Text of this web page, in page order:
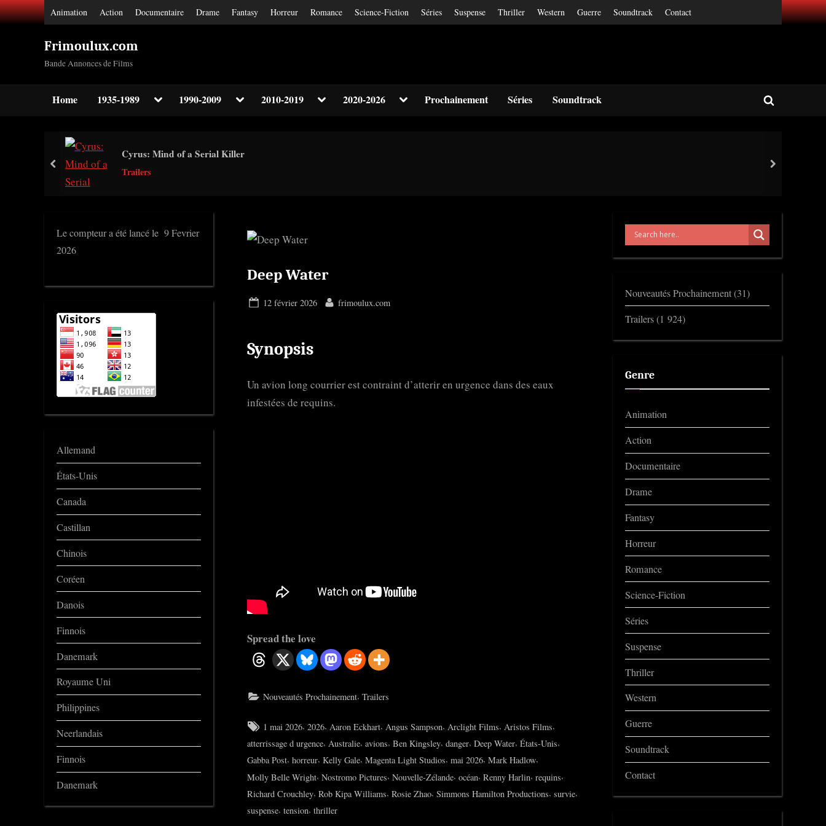
Skip
to
Animation Action Documentaire Drame Fantasy Horreur Romance Science-Fiction Séries Suspense Thriller Western Guerre Soundtrack Contact
Frimoulux.com
Bande Annonces de Films
Home 1935-1989 Toggle
Toggle
sub-
1990-2009 Toggle2010-2019 Toggle2020-2026 ToggleProchainement Séries Soundtrack
Toggle
Cyrus: Mind of a Serial Killer
Trailers
prev next
Deep Water
Posted
12 février 2026 By
frimoulux.com
Synopsis
Un avion long courrier est contraint d’atterir en urgence dans des eaux
infestées de requins.
Spread the love
Nouveautés Prochainement, Trailers
Tags:
1 mai 2026, 2026, Aaron Eckhart, Angus Sampson, Arclight Films, Aristos Films,
atterrissage d urgence, Australie, avions, Ben Kingsley, danger, Deep Water, États-Unis,
Gabba Post, horreur, Kelly Gale, Magenta Light Studios, mai 2026, Mark Hadlow,
Molly Belle Wright, Nostromo Pictures, Nouvelle-Zélande, océan, Renny Harlin, requins,
Richard Crouchley, Rob Kipa Williams, Rosie Zhao, Simmons Hamilton Productions, survie,
suspense, tension, thriller
Le compteur a été lancé le 9 Fevrier
2026
Allemand
États-Unis
Canada
Castillan
Chinois
Coréen
Danois
Finnois
Danemark
Royaume Uni
Philippines
Neerlandais
Finnois
Danemark
Nouveautés Prochainement(31)
Trailers(1 924)
Genre
Animation
Action
Documentaire
Drame
Fantasy
Horreur
Romance
Science-Fiction
Séries
Suspense
Thriller
Western
Guerre
Soundtrack
Contact